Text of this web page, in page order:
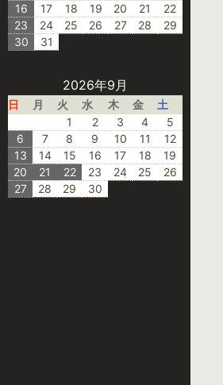
16
17 18 19 20 21
22
23
24 25 26 27 28
29
30
31
2026年9月
日 月 火 水 木 金
土
1
2 3 4
5
6
7 8 9 10 11
12
13
14 15 16 17 18
19
20
21 22 23 24 25
26
27
28 29 30